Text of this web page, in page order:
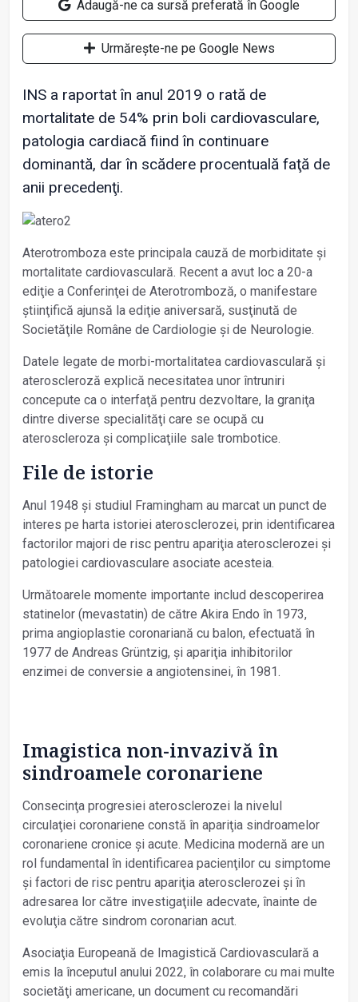
Adaugă-ne ca sursă preferată în Google
Urmărește-ne pe Google News
INS a raportat în anul 2019 o rată de
mortalitate de 54% prin boli cardiovasculare,
patologia cardiacă fiind în continuare
dominantă, dar în scădere procentuală faţă de
anii precedenţi.
Aterotromboza este principala cauză de morbiditate și
mortalitate cardiovasculară. Recent a avut loc a 20-a
ediţie a Conferinţei de Aterotromboză, o manifestare
știinţifică ajunsă la ediţie aniversară, susţinută de
Societăţile Române de Cardiologie și de Neurologie.
Datele legate de morbi-mortalitatea cardiovasculară și
ateroscleroză explică necesitatea unor întruniri
concepute ca o interfaţă pentru dezvoltare, la graniţa
dintre diverse specialităţi care se ocupă cu
ateroscleroza și complicaţiile sale trombotice.
File de istorie
Anul 1948 și studiul Framingham au marcat un punct de
interes pe harta istoriei aterosclerozei, prin identificarea
factorilor majori de risc pentru apariţia aterosclerozei și
patologiei cardiovasculare asociate acesteia.
Următoarele momente importante includ descoperirea
statinelor (mevastatin) de către Akira Endo în 1973,
prima angioplastie coronariană cu balon, efectuată în
1977 de Andreas Grüntzig, și apariţia inhibitorilor
enzimei de conversie a angiotensinei, în 1981.
Imagistica non-invazivă în
sindroamele coronariene
Consecinţa progresiei aterosclerozei la nivelul
circulaţiei coronariene constă în apariţia sindroamelor
coronariene cronice și acute. Medicina modernă are un
rol fundamental în identificarea pacienţilor cu simptome
și factori de risc pentru apariţia aterosclerozei și în
adresarea lor către investigaţiile adecvate, înainte de
evoluţia către sindrom coronarian acut.
Asociaţia Europeană de Imagistică Cardiovasculară a
emis la începutul anului 2022, în colaborare cu mai multe
societăţi americane, un document cu recomandări